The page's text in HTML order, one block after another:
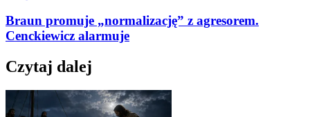
Braun promuje „normalizację” z agresorem.
Cenckiewicz alarmuje
Czytaj dalej